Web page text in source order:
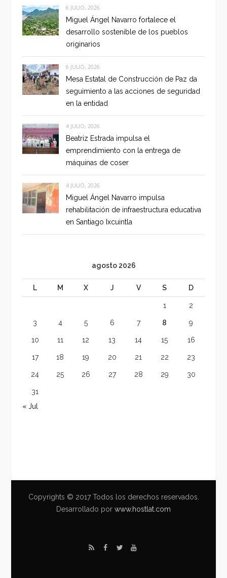
6 JULIO, 2026
Miguel Ángel Navarro fortalece el
desarrollo sostenible de los pueblos
originarios
6 JULIO, 2026
Mesa Estatal de Construcción de Paz da
seguimiento a las acciones de seguridad
en la entidad
4 JULIO, 2026
Beatriz Estrada impulsa el
emprendimiento con la entrega de
máquinas de coser
4 JULIO, 2026
Miguel Ángel Navarro impulsa
rehabilitación de infraestructura educativa
en Santiago Ixcuintla
agosto 2026
L M X J V S D
1 2
3 4 5 6 7 8 9
10 11 12 13 14 15 16
17 18 19 20 21 22 23
24 25 26 27 28 29 30
31
« Jul
Copyrights © 2017 Todos los derechos reservados.
Desarrollado por www.hostlat.com
R
F
T
Y